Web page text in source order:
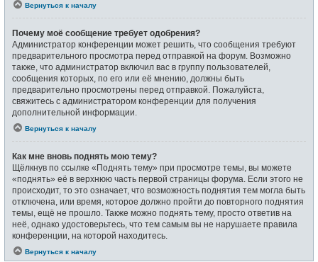
Вернуться к началу
Почему моё сообщение требует одобрения?
Администратор конференции может решить, что сообщения требуют
предварительного просмотра перед отправкой на форум. Возможно
также, что администратор включил вас в группу пользователей,
сообщения которых, по его или её мнению, должны быть
предварительно просмотрены перед отправкой. Пожалуйста,
свяжитесь с администратором конференции для получения
дополнительной информации.
Вернуться к началу
Как мне вновь поднять мою тему?
Щёлкнув по ссылке «Поднять тему» при просмотре темы, вы можете
«поднять» её в верхнюю часть первой страницы форума. Если этого не
происходит, то это означает, что возможность поднятия тем могла быть
отключена, или время, которое должно пройти до повторного поднятия
темы, ещё не прошло. Также можно поднять тему, просто ответив на
неё, однако удостоверьтесь, что тем самым вы не нарушаете правила
конференции, на которой находитесь.
Вернуться к началу